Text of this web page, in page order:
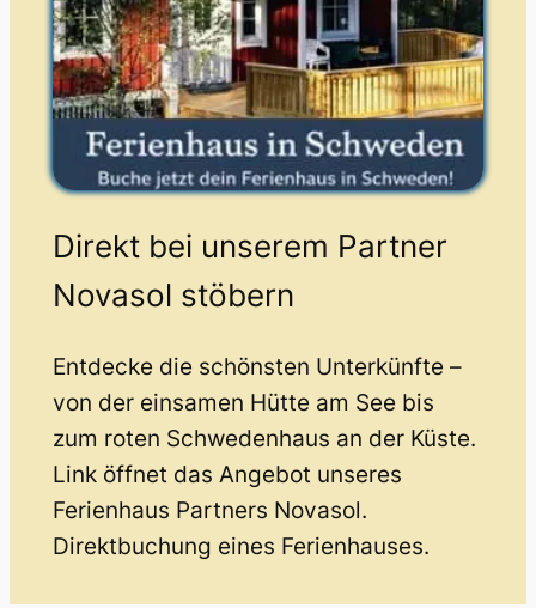
Direkt bei unserem Partner
Novasol stöbern
Entdecke die schönsten Unterkünfte –
von der einsamen Hütte am See bis
zum roten Schwedenhaus an der Küste.
Link öffnet das Angebot unseres
Ferienhaus Partners Novasol.
Direktbuchung eines Ferienhauses.